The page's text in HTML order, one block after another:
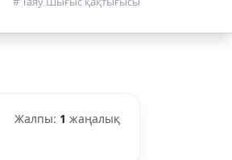
Жалпы: 1 жаңалық